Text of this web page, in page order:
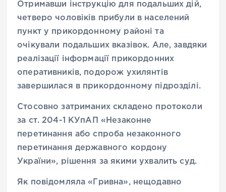
Отримавши інструкцію для подальших дій,
четверо чоловіків прибули в населений
пункт у прикордонному районі та
очікували подальших вказівок. Але, завдяки
реалізації інформації прикордонних
оперативників, подорож ухилянтів
завершилася в прикордонному підрозділі.
Стосовно затриманих складено протоколи
за ст. 204-1 КУпАП «Незаконне
перетинання або спроба незаконного
перетинання державного кордону
України», рішення за якими ухвалить суд.
Як повідомляла «Гривна», нещодавно